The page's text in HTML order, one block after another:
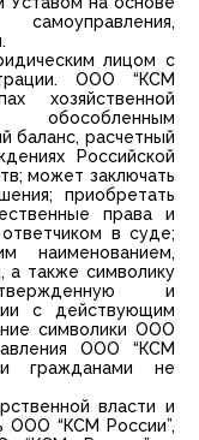
лицом с
ООО “КСМ
хозяйственной
обособленным
баланс, расчетный
Российской
может заключать
приобретать
права и
в суде;
наименованием,
а также символику
и
с действующим
символики ООО
ООО “КСМ
гражданами не
власти и
ООО “КСМ России”,